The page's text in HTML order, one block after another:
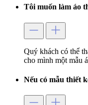
Tôi muốn làm áo
Quý khách có thể
cho mình một mẫu
Nếu có mẫu thiết